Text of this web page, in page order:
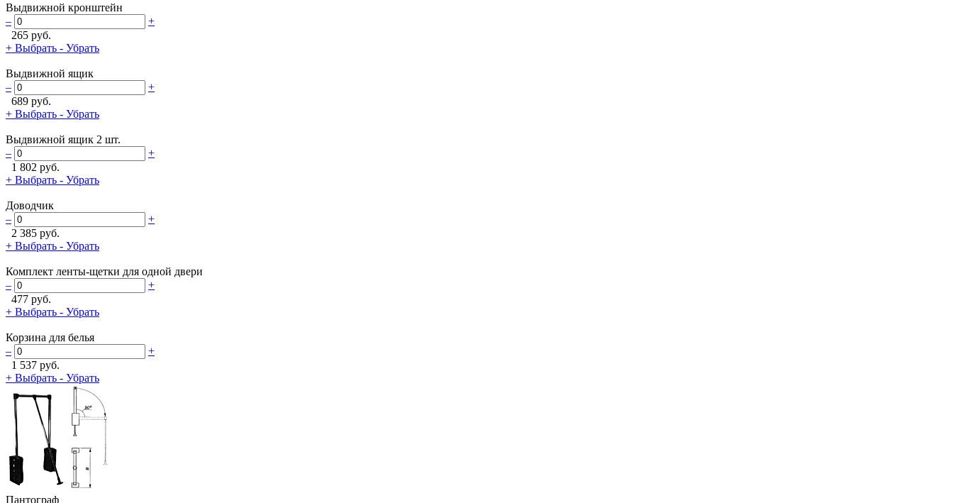
Выдвижной кронштейн
–
+
265 руб.
+ Выбрать - Убрать
Выдвижной ящик
–
+
689 руб.
+ Выбрать - Убрать
Выдвижной ящик 2 шт.
–
+
1 802 руб.
+ Выбрать - Убрать
Доводчик
–
+
2 385 руб.
+ Выбрать - Убрать
Комплект ленты-щетки для одной двери
–
+
477 руб.
+ Выбрать - Убрать
Корзина для белья
–
+
1 537 руб.
+ Выбрать - Убрать
Пантограф